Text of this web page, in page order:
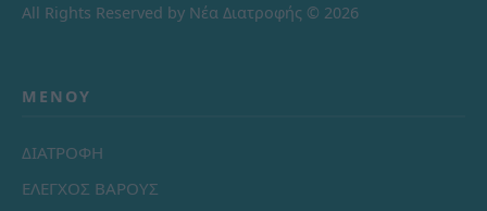
All Rights Reserved by Νέα Διατροφής © 2026
ΜΕΝΟΎ
ΔΙΑΤΡΟΦΗ
ΕΛΕΓΧΟΣ ΒΑΡΟΥΣ